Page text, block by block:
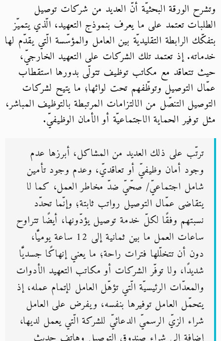
وتشرح الورقة البحثيّة أنّ العديد من شركات توصيل
الطلبات تعتمد على ما يعرف بنموذج التعهيد، الّذي يتميّز
بتفكّك الرابطة التقليديّة بين العامل والمؤسّسة الّتي يقدّم لها
خدماته. إذ تعتمد تلك الشركات على التعهيد الخارجيّ،
حيث تتعاقد مع مكاتب توظيف تتولّى بدورها استقطاب
عمّال التوصيل وتوظّفهم تحت لوائها؛ ما يتيح لشركات
التوصيل التنصّل من الالتزامات المرتبطة بالتوظيف المباشر،
مثل توفير الحماية الاجتماعيّة أو الأمان الوظيفيّ.
ترتّب على ذلك العديد من المشاكل، أبرزها عدم
وجود أمان وظيفيّ أو تعاقديّ، وعدم وجود تأمين
شامل اجتماعيّ/ صحّيّ ضدّ مخاطر العمل، كما لا
يتقاضى عمّال التوصيل رواتب ثابتة؛ وإنّما تحدّد
نسبتهم وفقًا لكلّ خدمة توصيل يؤدّونها، أيضًا تتراوح
ساعات العمل ما بين ثمانية إلى 12 ساعة يوميًّا،
دون أن تتخلّلها فترات راحة؛ ما يعني إنهاكًا جسديًّا
شديدًا، ولا توفّر الشركات أو مكاتب التعهيد الأدوات
والمعدّات الرئيسيّة الّتي تؤهّل العامل لإتمام عمله، إذ
يتحمّل العامل توفيرها بنفسه، ويفرض على العامل
شراء الزيّ الرسميّ الدعائيّ للشركة الّتي يعمل لديها،